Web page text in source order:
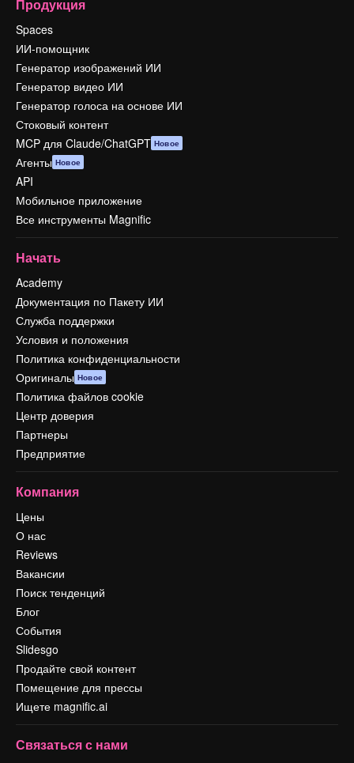
Продукция
Spaces
ИИ-помощник
Генератор изображений ИИ
Генератор видео ИИ
Генератор голоса на основе ИИ
Стоковый контент
MCP для Claude/ChatGPT Новое
Агенты Новое
API
Мобильное приложение
Все инструменты Magnific
Начать
Academy
Документация по Пакету ИИ
Служба поддержки
Условия и положения
Политика конфиденциальности
Оригиналы Новое
Политика файлов cookie
Центр доверия
Партнеры
Предприятие
Компания
Цены
О нас
Reviews
Вакансии
Поиск тенденций
Блог
События
Slidesgo
Продайте свой контент
Помещение для прессы
Ищете magnific.ai
Связаться с нами